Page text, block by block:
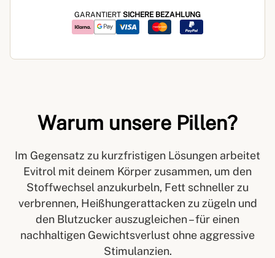
GARANTIERT SICHERE BEZAHLUNG
Warum unsere Pillen?
Im Gegensatz zu kurzfristigen Lösungen arbeitet
Evitrol mit deinem Körper zusammen, um den
Stoffwechsel anzukurbeln, Fett schneller zu
verbrennen, Heißhungerattacken zu zügeln und
den Blutzucker auszugleichen – für einen
nachhaltigen Gewichtsverlust ohne aggressive
Stimulanzien.